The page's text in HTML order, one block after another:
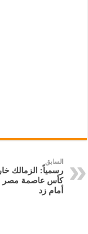
السابق
رسمياً: الزمالك
كأس عاصمة مصر
أمام زد